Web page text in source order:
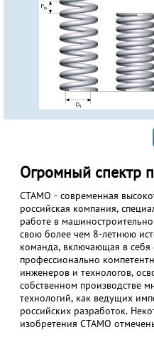
Огромный спектр
СТАМО - современная
российская компания,
работе в
свою более чем 8-летнюю
команда, включающая в себя
профессионально
инженеров и технологов,
собственном производстве
технологий, как ведущих
российских разработок.
изобретения СТАМО